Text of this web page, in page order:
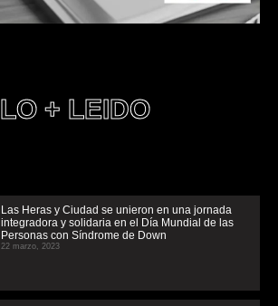
LO + LEIDO
Las Heras y Ciudad se unieron en una jornada
integradora y solidaria en el Día Mundial de las
Personas con Síndrome de Down
22 marzo, 2023